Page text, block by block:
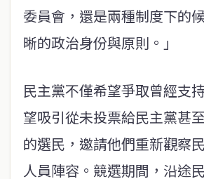
委員會，還是兩種制度下的
晰的政治身份與原則。」
民主黨不僅希望爭取曾經支
望吸引從未投票給民主黨甚
的選民，邀請他們重新觀察
人員陣容。競選期間，沿途